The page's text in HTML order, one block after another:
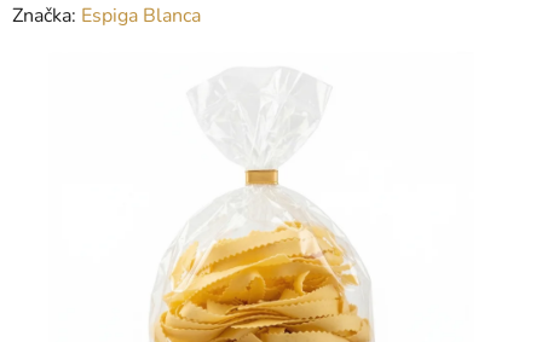
hodnocení
Značka: Espiga Blanca